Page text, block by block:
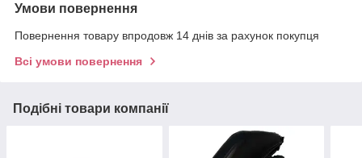
Умови повернення
Повернення товару впродовж 14 днів за рахунок покупця
Всі умови повернення
Подібні товари компанії